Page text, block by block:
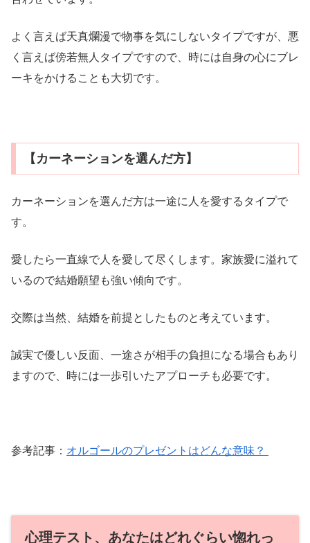
よく言えば天真爛漫で物事を気にしないタイプですが、悪
く言えば傍若無人タイプですので、時には自身の心にブレ
ーキをかけることも大切です。
【カーネーションを選んだ方】
カーネーションを選んだ方は一途に人を愛するタイプで
す。
愛したら一直線で人を愛して尽くします。家族愛に溢れて
いるので結婚願望も強い傾向です。
交際は当然、結婚を前提としたものと考えています。
誠実で優しい反面、一途さが相手の負担になる場合もあり
ますので、時には一歩引いたアプローチも必要です。
参考記事： オルゴールのプレゼントはどんな意味？
心理テスト、あなたはどれぐらい惚れっ